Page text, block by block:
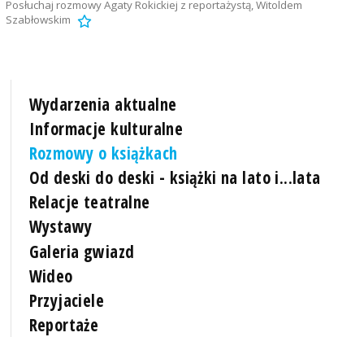
Posłuchaj rozmowy Agaty Rokickiej z reportażystą, Witoldem
Szabłowskim
Wydarzenia aktualne
Informacje kulturalne
Rozmowy o książkach
Od deski do deski - książki na lato i...lata
Relacje teatralne
Wystawy
Galeria gwiazd
Wideo
Przyjaciele
Reportaże